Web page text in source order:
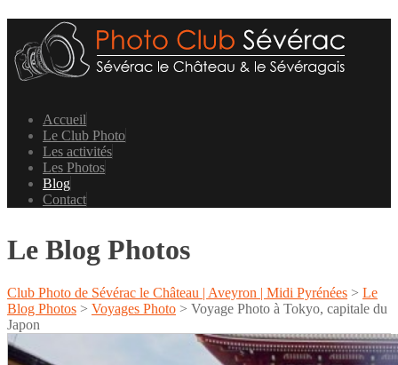
Accueil
Le Club Photo
Les activités
Les Photos
Blog
Contact
Le Blog Photos
Club Photo de Sévérac le Château | Aveyron | Midi Pyrénées > Le
Blog Photos > Voyages Photo > Voyage Photo à Tokyo, capitale du
Japon